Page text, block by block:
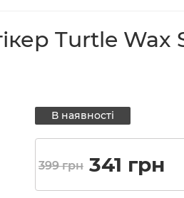
Turtle
В наявності
399грн 341 грн